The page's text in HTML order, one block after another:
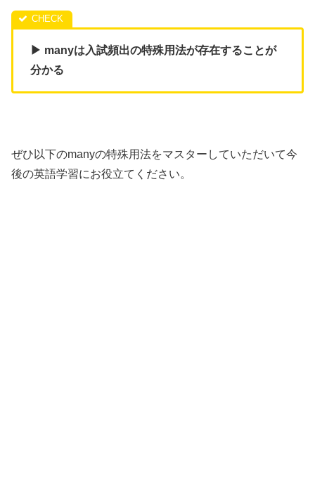
▶ manyは入試頻出の特殊用法が存在することが
分かる
ぜひ以下のmanyの特殊用法をマスターしていただいて今
後の英語学習にお役立てください。